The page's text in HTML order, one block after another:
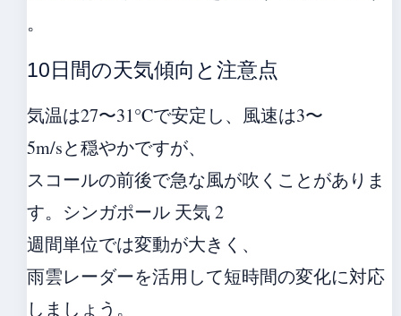
。
10日間の天気傾向と注意点
気温は27〜31°Cで安定し、風速は3〜
5m/sと穏やかですが、
スコールの前後で急な風が吹くことがありま
す。シンガポール 天気 2
週間単位では変動が大きく、
雨雲レーダーを活用して短時間の変化に対応
しましょう。